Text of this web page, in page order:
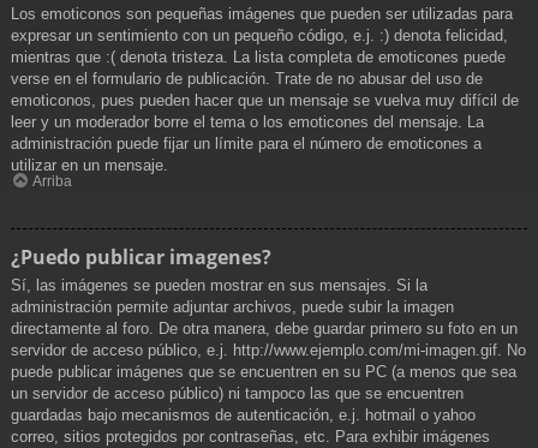
Los emoticonos son pequeñas imágenes que pueden ser utilizadas para
expresar un sentimiento con un pequeño código, e.j. :) denota felicidad,
mientras que :( denota tristeza. La lista completa de emoticones puede
verse en el formulario de publicación. Trate de no abusar del uso de
emoticonos, pues pueden hacer que un mensaje se vuelva muy difícil de
leer y un moderador borre el tema o los emoticones del mensaje. La
administración puede fijar un límite para el número de emoticones a
utilizar en un mensaje.
Arriba
¿Puedo publicar imagenes?
Sí, las imágenes se pueden mostrar en sus mensajes. Si la
administración permite adjuntar archivos, puede subir la imagen
directamente al foro. De otra manera, debe guardar primero su foto en un
servidor de acceso público, e.j. http://www.ejemplo.com/mi-imagen.gif. No
puede publicar imágenes que se encuentren en su PC (a menos que sea
un servidor de acceso público) ni tampoco las que se encuentren
guardadas bajo mecanismos de autenticación, e.j. hotmail o yahoo
correo, sitios protegidos por contraseñas, etc. Para exhibir imágenes